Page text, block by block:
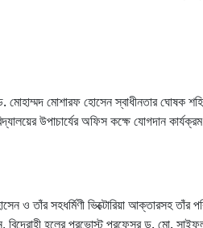
মোশারফ হোসেন স্বাধীনতার ঘোষক শহিদ
উপাচার্যের অফিস কক্ষে যোগদান
ও তাঁর সহধর্মিণী ভিক্টোরিয়া আক্তারসহ তাঁর
হলের প্রভোস্ট প্রফেসর ড. মো.